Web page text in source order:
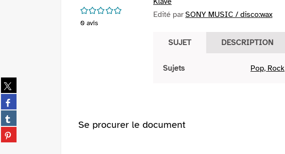
Partager
sur
twitter
(Nouvelle
fenêtre)
Partager
sur
facebook
(Nouvelle
fenêtre)
Partager
sur
tumblr
Partager
sur
/5
0 avis
Edité parSONY MUSIC / disco:wax
SUJET DESCRIPTION
Sujets Pop, Rock
Se procurer le document